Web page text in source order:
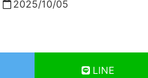
2025/10/05
LINE